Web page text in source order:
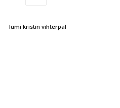
lumi kristin vihterpal